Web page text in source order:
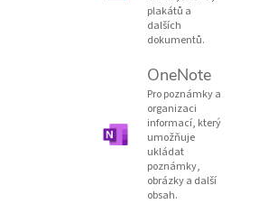
plakátů a
dalších
dokumentů.
OneNote
Pro poznámky a
organizaci
informací, který
umožňuje
ukládat
poznámky,
obrázky a další
obsah.